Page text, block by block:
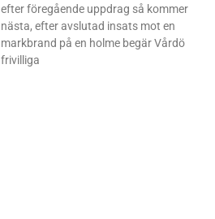
efter föregående uppdrag så kommer
nästa, efter avslutad insats mot en
markbrand på en holme begär Vårdö
frivilliga